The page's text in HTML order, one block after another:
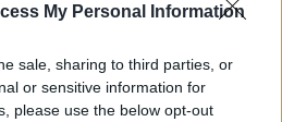
My Personal Information
sale, sharing to third parties, or
or sensitive information for
please use the below opt-out
το Τελ Αβίβ: